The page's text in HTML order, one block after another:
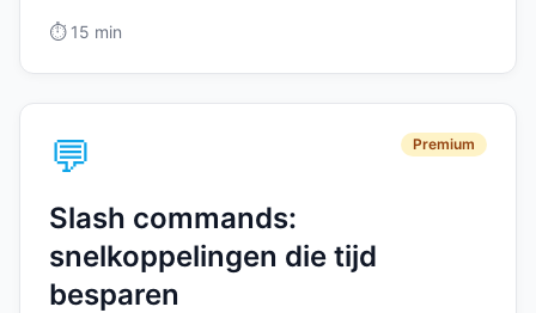
⏱️ 15 min
💬 Premium
Slash commands:
snelkoppelingen die tijd
besparen